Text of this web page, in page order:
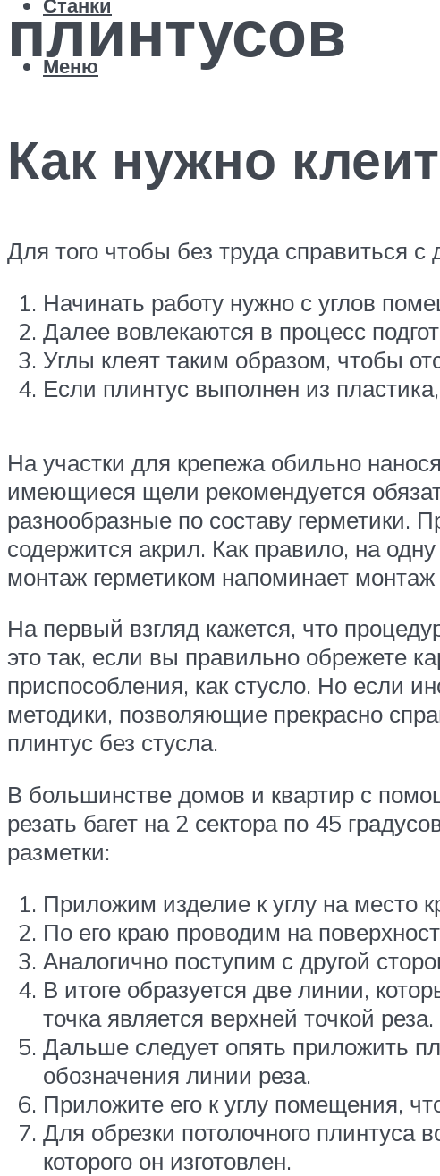
Станки
Меню
плинтусов
Как нужно
Для того чтобы без труда справиться
Начинать работу нужно с углов
Далее вовлекаются в процесс
Углы клеят таким образом, чтобы
Если плинтус выполнен из
На участки для крепежа обильно
имеющиеся щели рекомендуется
разнообразные по составу герметики.
содержится акрил. Как правило, на
монтаж герметиком напоминает
На первый взгляд кажется, что
это так, если вы правильно обрежете
приспособления, как стусло. Но если
методики, позволяющие прекрасно
плинтус без стусла.
В большинстве домов и квартир с
резать багет на 2 сектора по 45
разметки:
Приложим изделие к углу на место
По его краю проводим на
Аналогично поступим с другой
В итоге образуется две линии,
точка является верхней точкой реза.
Дальше следует опять приложить
обозначения линии реза.
Приложите его к углу помещения,
Для обрезки потолочного плинтуса
которого он изготовлен.